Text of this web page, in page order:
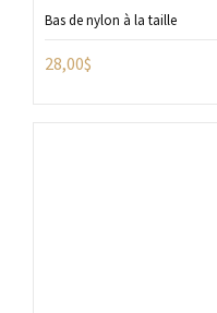
Bas de nylon à la taille
28,00$